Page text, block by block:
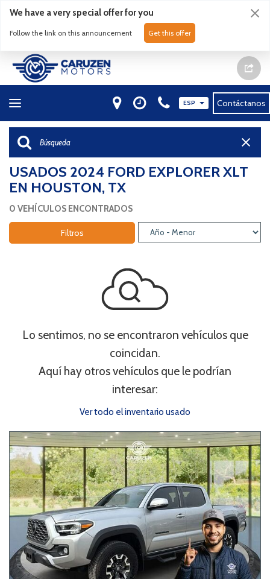
We have a very special offer for you
Follow the link on this announcement Get this offer
ESP Contáctanos
USADOS 2024 FORD EXPLORER XLT
EN HOUSTON, TX
0 VEHÍCULOS ENCONTRADOS
Filtros
Lo sentimos, no se encontraron vehículos que
coincidan.
Aquí hay otros vehículos que le podrían
interesar:
Ver todo el inventario usado